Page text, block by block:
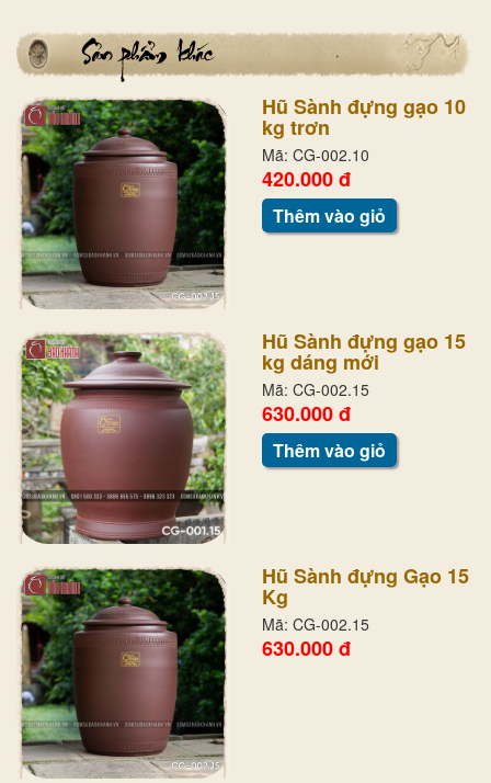
Hũ Sành đựng gạo 10
kg trơn
Mã: CG-002.10
420.000 đ
Thêm vào giỏ
Hũ Sành đựng gạo 15
kg dáng mới
Mã: CG-002.15
630.000 đ
Thêm vào giỏ
Hũ Sành đựng Gạo 15
Kg
Mã: CG-002.15
630.000 đ